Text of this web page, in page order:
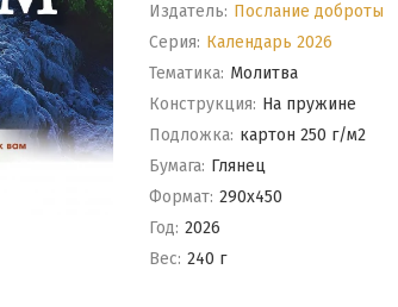
Издатель: Послание доброты
Серия: Календарь 2026
Тематика: Молитва
Конструкция: На пружине
Подложка: картон 250 г/м2
Бумага: Глянец
Формат: 290x450
Год: 2026
Вес: 240 г